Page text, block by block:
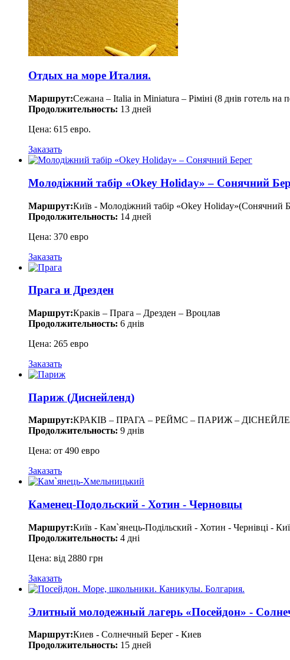
Отдых на море Италия.
Маршрут:Сежана – Italia in Miniatura – Ріміні (8 днів готель
Продолжительность: 13 дней
Цена: 615 евро.
Заказать
Молодіжний табір «Okey Holiday» – Сонячний
Маршрут:Київ - Молодіжний табір «Okey Holiday»(Сонячний
Продолжительность: 14 дней
Цена: 370 евро
Заказать
Прага и Дрезден
Маршрут:Краків – Прага – Дрезден – Вроцлав
Продолжительность: 6 днів
Цена: 265 евро
Заказать
Париж (Диснейленд)
Маршрут:КРАКІВ – ПРАГА – РЕЙМС – ПАРИЖ –
Продолжительность: 9 днів
Цена: от 490 евро
Заказать
Каменец-Подольский - Хотин - Черновцы
Маршрут:Київ - Кам`янець-Подільский - Хотин - Чернівці -
Продолжительность: 4 дні
Цена: від 2880 грн
Заказать
Элитный молодежный лагерь «Посейдон» -
Маршрут:Киев - Солнечный Берег - Киев
Продолжительность: 15 дней